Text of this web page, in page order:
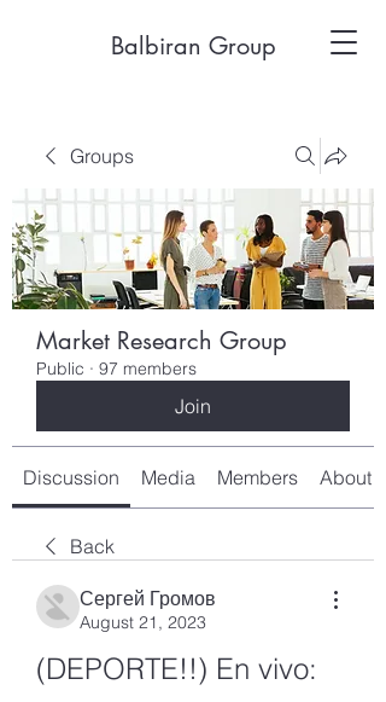
Balbiran Group
Groups
Market Research Group
Public · 97 members
Join
Discussion Media Members About
Back
Сергей Громов
August 21, 2023
(DEPORTE!!) En vivo: